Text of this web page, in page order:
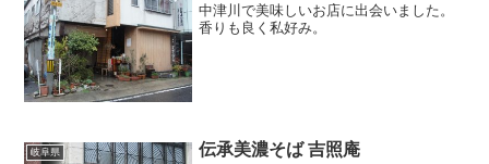
中津川で美味しいお店に出会いました。
香りも良く私好み。
岐阜県 伝承美濃そば 吉照庵